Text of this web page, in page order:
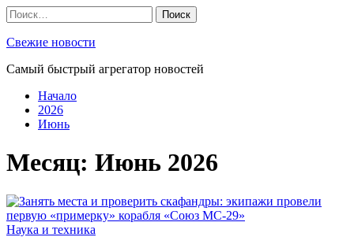
Skip
to
content
Найти:
Свежие новости
Самый быстрый агрегатор новостей
Начало
2026
Июнь
Месяц: Июнь 2026
Наука и техника